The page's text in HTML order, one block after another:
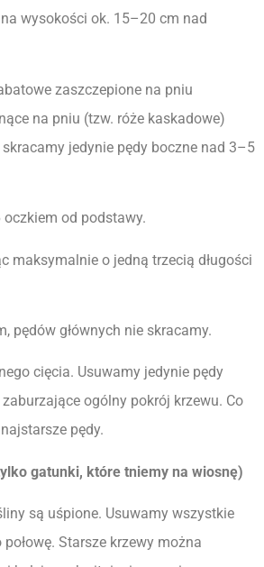
wysokości ok. 15–20 cm nad
zaszczepione na pniu
na pniu (tzw. róże kaskadowe)
jedynie pędy boczne nad 3–5
od podstawy.
maksymalnie o jedną trzecią długości
pędów głównych nie skracamy.
cięcia. Usuwamy jedynie pędy
ogólny pokrój krzewu. Co
pędy.
gatunki, które tniemy na wiosnę)
są uśpione. Usuwamy wszystkie
Starsze krzewy można